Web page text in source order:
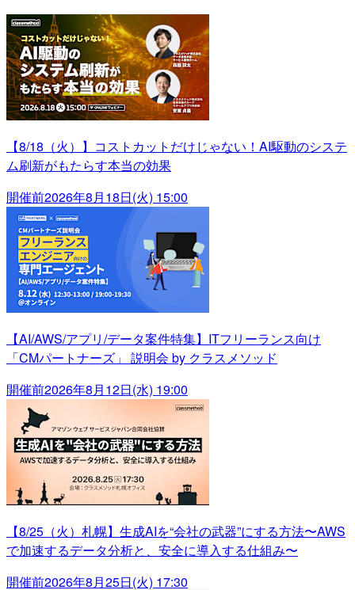
【8/18（火）】コストカットだけじゃない！AI駆動のシステ
ム刷新がもたらす本当の効果
開催前2026年8月18日(火) 15:00
【AI/AWS/アプリ/データ案件特集】ITフリーランス向け
「CMパートナーズ」 説明会 by クラスメソッド
開催前2026年8月12日(水) 19:00
【8/25（火）札幌】生成AIを“会社の武器”にする方法〜AWS
で加速するデータ分析と、安全に導入する仕組み〜
開催前2026年8月25日(火) 17:30